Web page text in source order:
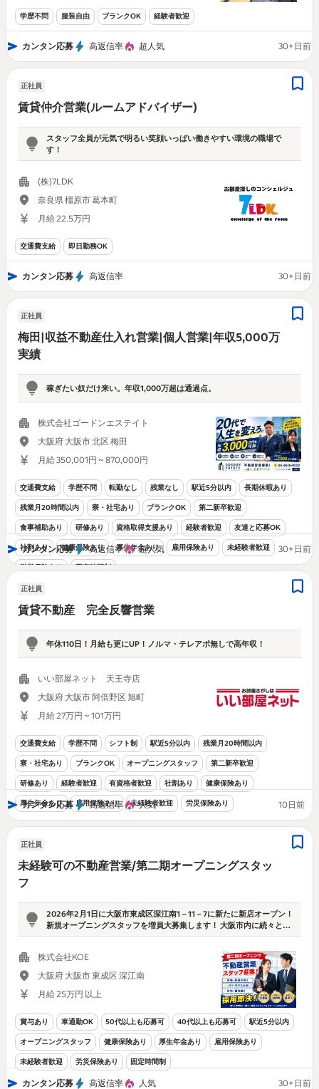
学歴不問 服装自由 ブランクOK 経験者歓迎
カンタン応募 高返信率 超人気 30+日前
正社員
賃貸仲介営業(ルームアドバイザー)
スタッフ全員が元気で明るい笑顔いっぱい働きやすい環境の職場で
す！
(株)7LDK
奈良県 橿原市 葛本町
月給 22.5万円
交通費支給 即日勤務OK
カンタン応募 高返信率 30+日前
正社員
梅田|収益不動産仕入れ営業|個人営業|年収5,000万
実績
稼ぎたい奴だけ来い。年収1,000万超は通過点。
株式会社ゴードンエステイト
大阪府 大阪市 北区 梅田
月給 350,001円 ~ 870,000円
交通費支給 学歴不問 転勤なし 残業なし 駅近5分以内 長期休暇あり
残業月20時間以内 寮・社宅あり ブランクOK 第二新卒歓迎
食事補助あり 研修あり 資格取得支援あり 経験者歓迎 友達と応募OK
社割あり 健康保険あり 厚生年金あり 雇用保険あり 未経験者歓迎
労災保険あり 固定時間制
カンタン応募 高返信率 超人気 30+日前
正社員
賃貸不動産 完全反響営業
年休110日！月給も更にUP！ノルマ・テレアポ無しで高年収！
いい部屋ネット 天王寺店
大阪府 大阪市 阿倍野区 旭町
月給 27万円 ~ 101万円
交通費支給 学歴不問 シフト制 駅近5分以内 残業月20時間以内
寮・社宅あり ブランクOK オープニングスタッフ 第二新卒歓迎
研修あり 経験者歓迎 有資格者歓迎 社割あり 健康保険あり
厚生年金あり 雇用保険あり 未経験者歓迎 労災保険あり
カンタン応募 高返信率 人気 10日前
正社員
未経験可の不動産営業/第二期オープニングスタッ
フ
2026年2月1日に大阪市東成区深江南1－11－7に新たに新店オープン！
新規オープニングスタッフを増員大募集します！ 大阪市内に続々と今
後も新店オープン予定の為、オープニングスタッフを新規大募集中で
寮完備！】【社用車貸与】 ★採用即決！
株式会社KOE
大阪府 大阪市 東成区 深江南
月給 25万円 以上
賞与あり 車通勤OK 50代以上も応募可 40代以上も応募可 駅近5分以内
オープニングスタッフ 健康保険あり 厚生年金あり 雇用保険あり
未経験者歓迎 労災保険あり 固定時間制
カンタン応募 高返信率 人気 30+日前